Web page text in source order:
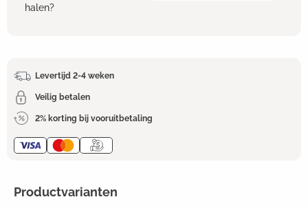
halen?
Levertijd 2-4 weken
Veilig betalen
2% korting bij vooruitbetaling
Productvarianten